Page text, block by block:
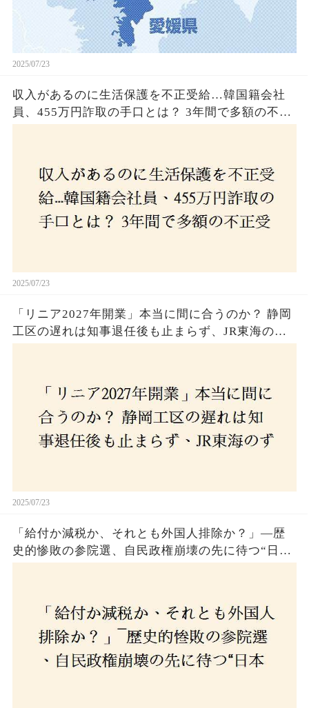
2025/07/23
収入があるのに生活保護を不正受給…韓国籍会社
員、455万円詐取の手口とは？ 3年間で多額の不正
2025/07/23
「リニア2027年開業」本当に間に合うのか？ 静岡
工区の遅れは知事退任後も止まらず、JR東海のず
2025/07/23
「給付か減税か、それとも外国人排除か？」―歴
史的惨敗の参院選、自民政権崩壊の先に待つ“日本